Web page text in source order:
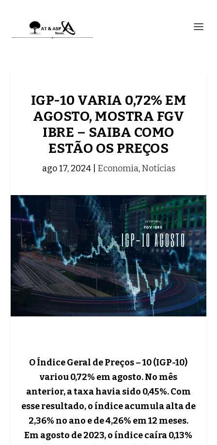
IGP-10 VARIA 0,72% EM
AGOSTO, MOSTRA FGV
IBRE – SAIBA COMO
ESTÃO OS PREÇOS
ago 17, 2024| Economia,Notícias
O Índice Geral de Preços – 10 (IGP-10)
variou 0,72% em agosto. No mês
anterior, a taxa havia sido 0,45%. Com
esse resultado, o índice acumula alta de
2,36% no ano e de 4,26% em 12 meses.
Em agosto de 2023, o índice caíra 0,13%